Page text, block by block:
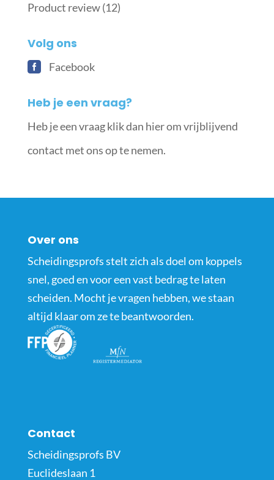
Product review(12)
Volg ons
Facebook
Heb je een vraag?
Heb je een vraag klik dan hier om vrijblijvend
contact met ons op te nemen.
Over ons
Scheidingsprofs stelt zich als doel om koppels
snel, goed en voor een vast bedrag te laten
scheiden. Mocht je vragen hebben, we staan
altijd klaar om ze te beantwoorden.
Contact
Scheidingsprofs BV
Euclideslaan 1